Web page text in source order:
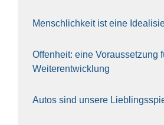
Mensch­lich­keit ist eine
Offen­heit: eine Vor­aus­set­zung
Wei­ter­ent­wick­lung
Autos sind unse­re